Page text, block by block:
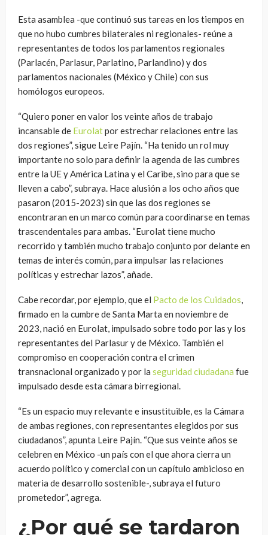
Esta asamblea -que continuó sus tareas en los tiempos en
que no hubo cumbres bilaterales ni regionales- reúne a
representantes de todos los parlamentos regionales
(Parlacén, Parlasur, Parlatino, Parlandino) y dos
parlamentos nacionales (México y Chile) con sus
homólogos europeos.
“Quiero poner en valor los veinte años de trabajo
incansable de Eurolatpor estrechar relaciones entre las
dos regiones”, sigue Leire Pajín. “Ha tenido un rol muy
importante no solo para definir la agenda de las cumbres
entre la UE y América Latina y el Caribe, sino para que se
lleven a cabo”, subraya. Hace alusión a los ocho años que
pasaron (2015-2023) sin que las dos regiones se
encontraran en un marco común para coordinarse en temas
trascendentales para ambas. “Eurolat tiene mucho
recorrido y también mucho trabajo conjunto por delante en
temas de interés común, para impulsar las relaciones
políticas y estrechar lazos”, añade.
Cabe recordar, por ejemplo, que el Pacto de los Cuidados,
firmado en la cumbre de Santa Marta en noviembre de
2023, nació en Eurolat, impulsado sobre todo por las y los
representantes del Parlasur y de México. También el
compromiso en cooperación contra el crimen
transnacional organizado y por la seguridad ciudadana fue
impulsado desde esta cámara birregional.
“Es un espacio muy relevante e insustituible, es la Cámara
de ambas regiones, con representantes elegidos por sus
ciudadanos”, apunta Leire Pajín. “Que sus veinte años se
celebren en México -un país con el que ahora cierra un
acuerdo político y comercial con un capítulo ambicioso en
materia de desarrollo sostenible-, subraya el futuro
prometedor”, agrega.
¿Por qué se tardaron